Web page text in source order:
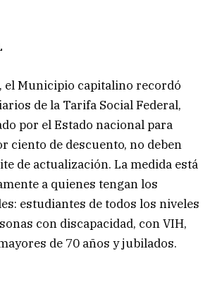
el Municipio capitalino recordó
de la Tarifa Social Federal,
por el Estado nacional para
ciento de descuento, no deben
de actualización. La medida está
a quienes tengan los
estudiantes de todos los niveles
con discapacidad, con VIH,
de 70 años y jubilados.